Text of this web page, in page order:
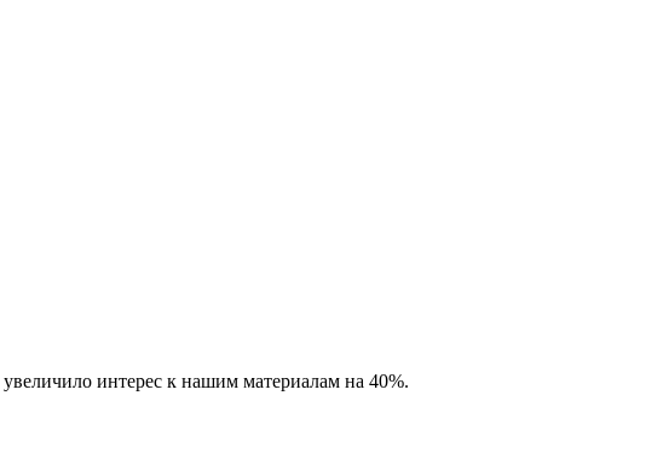
интерес к нашим материалам на 40%.